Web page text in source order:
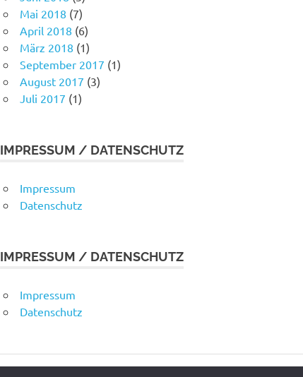
Mai 2018 (7)
April 2018 (6)
März 2018 (1)
September 2017 (1)
August 2017 (3)
Juli 2017 (1)
IMPRESSUM / DATENSCHUTZ
Impressum
Datenschutz
IMPRESSUM / DATENSCHUTZ
Impressum
Datenschutz